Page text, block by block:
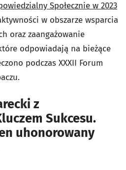
Społecznie w 2023
w obszarze wsparcia
oraz zaangażowanie
odpowiadają na bieżące
podczas XXXII Forum
z
Sukcesu.
uhonorowany